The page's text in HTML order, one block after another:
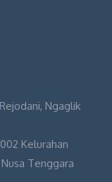
Ngaglik
Kelurahan
Tenggara